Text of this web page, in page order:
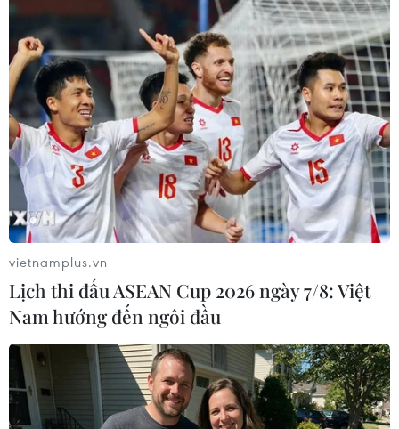
vietnamplus.vn
Lịch thi đấu ASEAN Cup 2026 ngày 7/8: Việt
Nam hướng đến ngôi đầu